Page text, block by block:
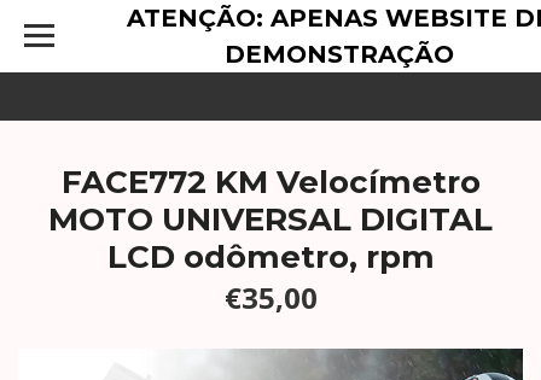
ATENÇÃO: APENAS WEBSITE
DEMONSTRAÇÃO
FACE772 KM Velocímetro
MOTO UNIVERSAL DIGITAL
LCD odômetro, rpm
€35,00